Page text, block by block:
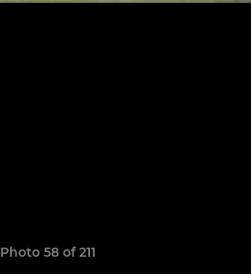
Photo 58 of 211